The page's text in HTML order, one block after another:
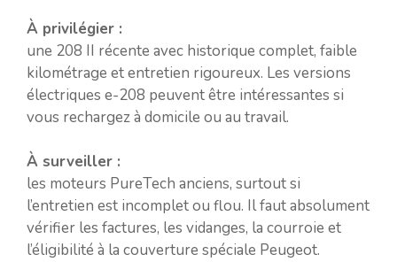
À privilégier :
une 208 II récente avec historique complet, faible
kilométrage et entretien rigoureux. Les versions
électriques e-208 peuvent être intéressantes si
vous rechargez à domicile ou au travail.
À surveiller :
les moteurs PureTech anciens, surtout si
l’entretien est incomplet ou flou. Il faut absolument
vérifier les factures, les vidanges, la courroie et
l’éligibilité à la couverture spéciale Peugeot.